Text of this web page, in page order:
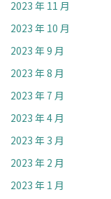
2023 年 11 月
2023 年 10 月
2023 年 9 月
2023 年 8 月
2023 年 7 月
2023 年 4 月
2023 年 3 月
2023 年 2 月
2023 年 1 月